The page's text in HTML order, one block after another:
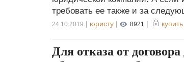
требовать ее также и за
24.10.2019 | юристу | 8921 |
Для отказа от